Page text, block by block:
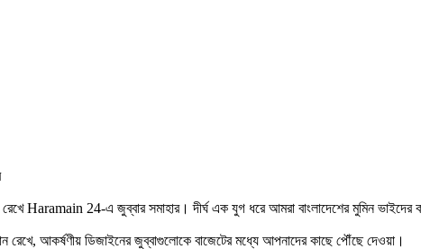
Haramain 24-এ জুব্বার সমাহার। দীর্ঘ এক যুগ ধরে আমরা বাংলাদেশের মুমিন
রেখে, আকর্ষণীয় ডিজাইনের জুব্বাগুলোকে বাজেটের মধ্যে আপনাদের কাছে পৌঁছে দেওয়া।